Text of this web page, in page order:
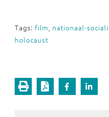
Tags: film nationaal-
holocaust